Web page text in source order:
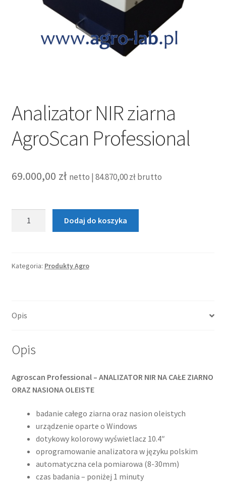
Analizator NIR ziarna
AgroScan Professional
69.000,00 zł netto | 84.870,00złbrutto
AgroScan
Dodaj do koszyka
Kategoria: Produkty Agro
Opis
Opis
Agroscan Professional – ANALIZATOR NIR NA CAŁE ZIARNO
ORAZ NASIONA OLEISTE
badanie całego ziarna oraz nasion oleistych
urządzenie oparte o Windows
dotykowy kolorowy wyświetlacz 10.4″
oprogramowanie analizatora w języku polskim
automatyczna cela pomiarowa (8-30mm)
czas badania – poniżej 1 minuty